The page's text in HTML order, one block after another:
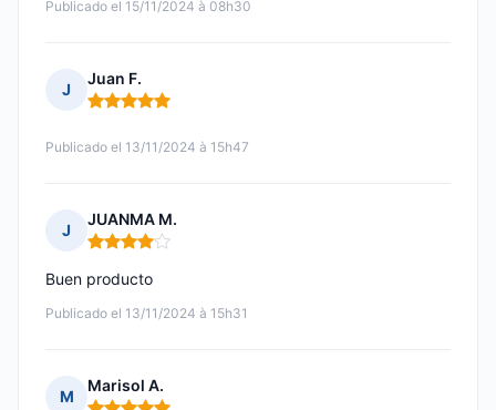
Publicado el 15/11/2024 à 08h30
J
Juan F.
Nota: 5 de 5
Publicado el 13/11/2024 à 15h47
J
JUANMA M.
Nota: 4 de 5
Publicado el 13/11/2024 à 15h31
Buen producto
M
Marisol A.